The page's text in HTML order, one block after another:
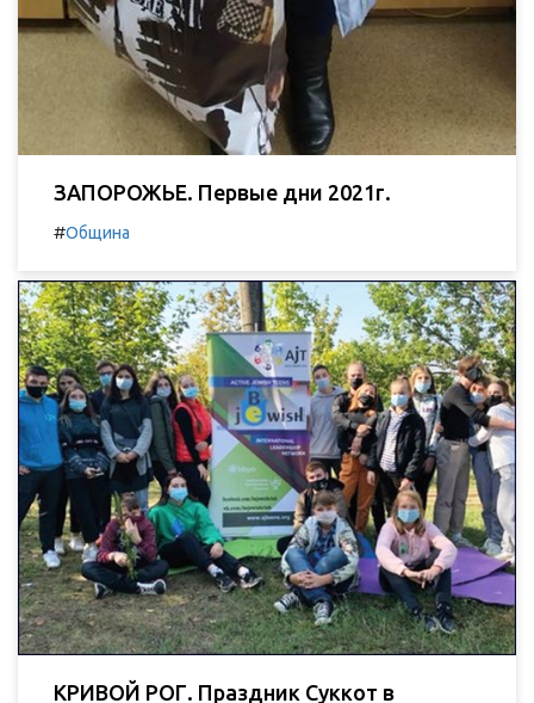
ЗАПОРОЖЬЕ. Первые дни 2021г.
#Община
КРИВОЙ РОГ. Праздник Суккот в